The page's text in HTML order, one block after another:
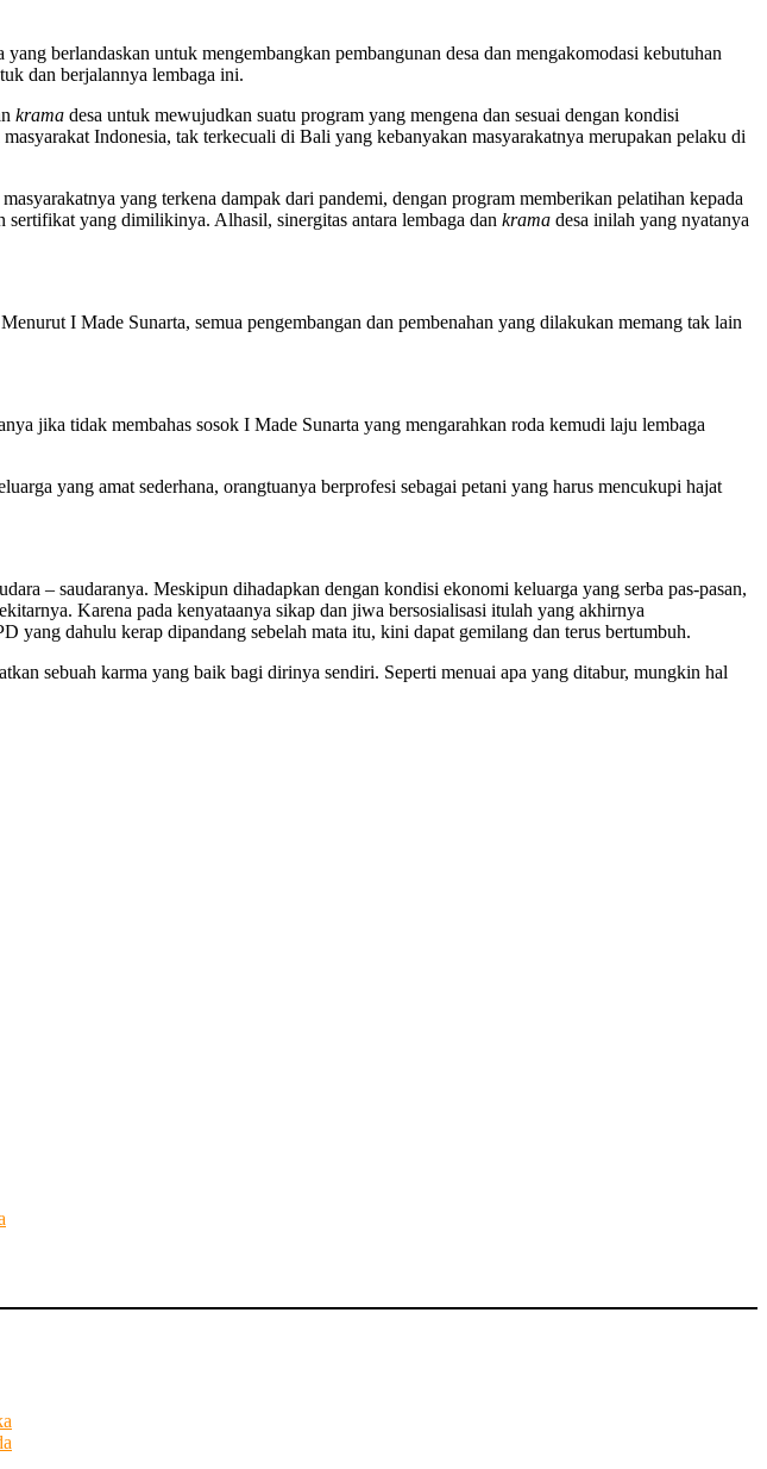
berlandaskan untuk mengembangkan pembangunan desa dan mengakomodasi kebutuhan
dan berjalannya lembaga ini.
krama desa untuk mewujudkan suatu program yang mengena dan sesuai dengan kondisi
Indonesia, tak terkecuali di Bali yang kebanyakan masyarakatnya merupakan pelaku di
yang terkena dampak dari pandemi, dengan program memberikan pelatihan kepada
yang dimilikinya. Alhasil, sinergitas antara lembaga dan krama desa inilah yang nyatanya
I Made Sunarta, semua pengembangan dan pembenahan yang dilakukan memang tak lain
jika tidak membahas sosok I Made Sunarta yang mengarahkan roda kemudi laju lembaga
yang amat sederhana, orangtuanya berprofesi sebagai petani yang harus mencukupi hajat
– saudaranya. Meskipun dihadapkan dengan kondisi ekonomi keluarga yang serba pas-pasan,
Karena pada kenyataanya sikap dan jiwa bersosialisasi itulah yang akhirnya
yang dahulu kerap dipandang sebelah mata itu, kini dapat gemilang dan terus bertumbuh.
sebuah karma yang baik bagi dirinya sendiri. Seperti menuai apa yang ditabur, mungkin hal